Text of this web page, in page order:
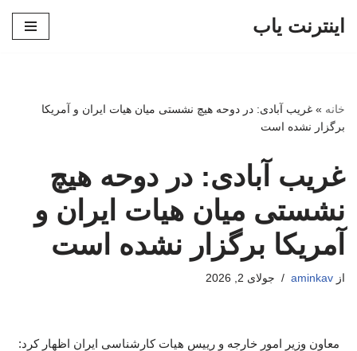
اینترنت یاب
خانه » غریب آبادی: در دوحه هیچ نشستی میان هیات ایران و آمریکا
برگزار نشده است
غریب آبادی: در دوحه هیچ
نشستی میان هیات ایران و
آمریکا برگزار نشده است
از aminkav جولای 2, 2026
معاون وزیر امور خارجه و رییس هیات کارشناسی ایران اظهار کرد: